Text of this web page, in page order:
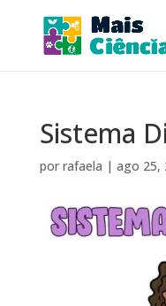
Sistema
por rafaela | ago 25,